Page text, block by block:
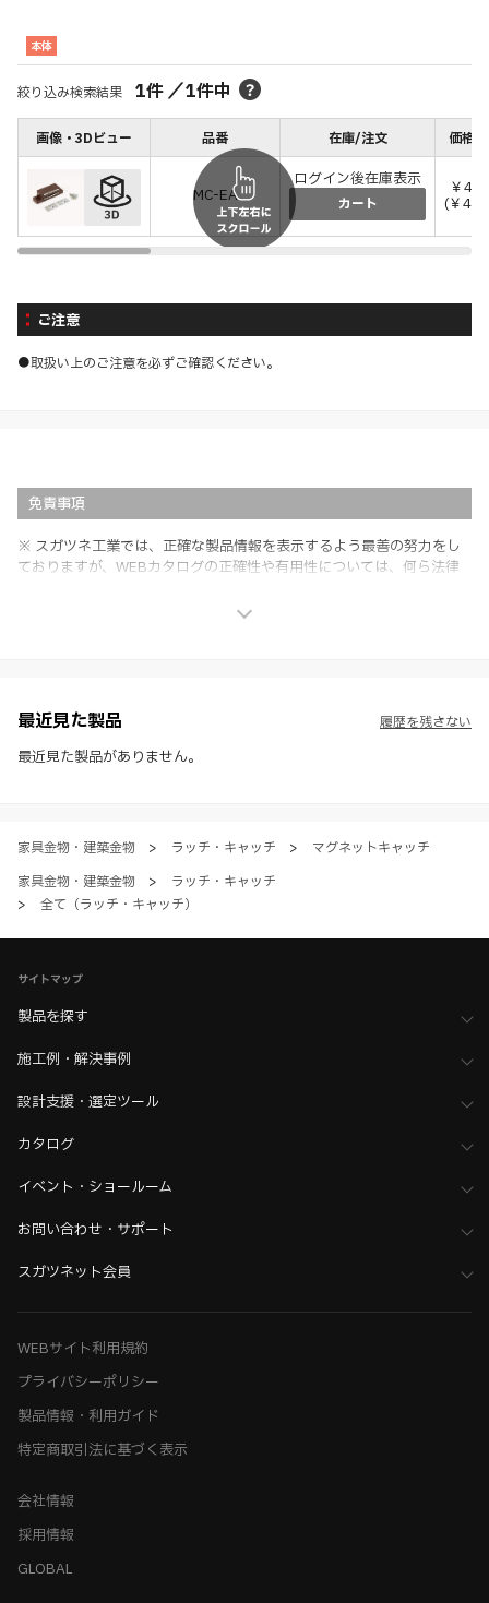
本体
絞り込み検索結果 1件／1件中
画像・3Dビュー 品番 在庫/注文 価格(
MC-EA
ログイン後在庫表示
カート
￥
(￥
ご注意
●取扱い上のご注意を必ずご確認ください。
免責事項
※ スガツネ工業では、正確な製品情報を表示するよう最善の努力をし
ておりますが、WEBカタログの正確性や有用性については、何ら法律
社製品の使用ご検討、又は販売促進目的の利用に限ります。
※ 本WEBサイト製品情報のご利用にあたっては、WEBサイト利用規
約、プライバシーポリシー、製品情報ガイドをご確認いただき、内容の
最近見た製品
最近見た製品がありません。
履歴を残さない
家具金物・建築金物 > ラッチ・キャッチ >
マグネットキャッチ
家具金物・建築金物
>
ラッチ・キャッチ
>
全て（ラッチ・キャッチ）
サイトマップ
製品を探す
施工例・解決事例
設計支援・選定ツール
カタログ
イベント・ショールーム
お問い合わせ・サポート
スガツネット会員
WEBサイト利用規約
プライバシーポリシー
製品情報・利用ガイド
特定商取引法に基づく表示
会社情報
採用情報
GLOBAL